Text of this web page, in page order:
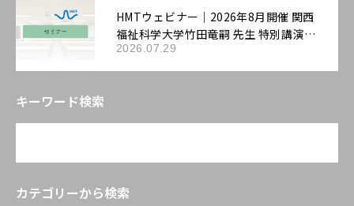
HMTウェビナー｜2026年8月開催 関西
福祉科学大学竹田竜嗣 先生 特別講演
「第3回機能性表示ラボ：ロンジェビテ
ィ市場の最新動向と「機能性表示食
み立て方」
2026.07.29
キーワード検索
カテゴリーから検索